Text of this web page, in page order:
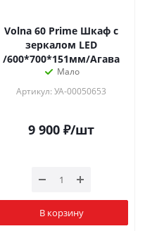
Volna 60 Prime Шкаф с
зеркалом LED
/600*700*151мм/Агава
Мало
Артикул: УА-00050653
9 900 ₽/шт
В корзину